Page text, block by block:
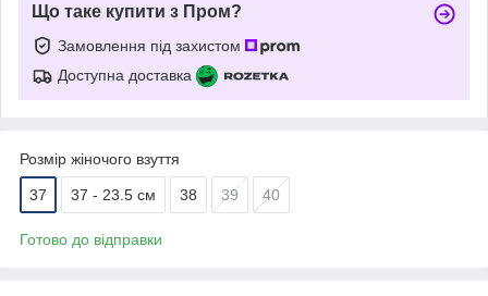
Що таке купити з Пром?
Замовлення під захистом
Доступна доставка
Розмір жіночого взуття
37 37 - 23.5 см 38 39 40
Готово до відправки